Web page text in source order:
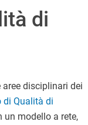
di
disciplinari dei
di Qualità di
un modello a rete,